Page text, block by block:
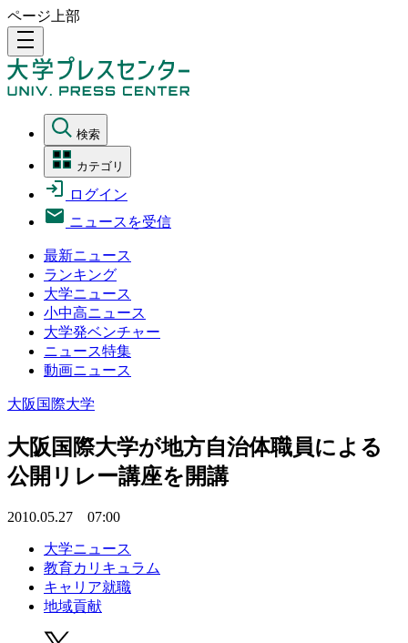
ページ上部
density_medium
検索
カテゴリ
ログイン
ニュースを受信
最新ニュース
ランキング
大学ニュース
小中高ニュース
大学発ベンチャー
ニュース特集
動画ニュース
大阪国際大学
大阪国際大学が地方自治体職員による
公開リレー講座を開講
2010.05.27 07:00
大学ニュース
教育カリキュラム
キャリア就職
地域貢献